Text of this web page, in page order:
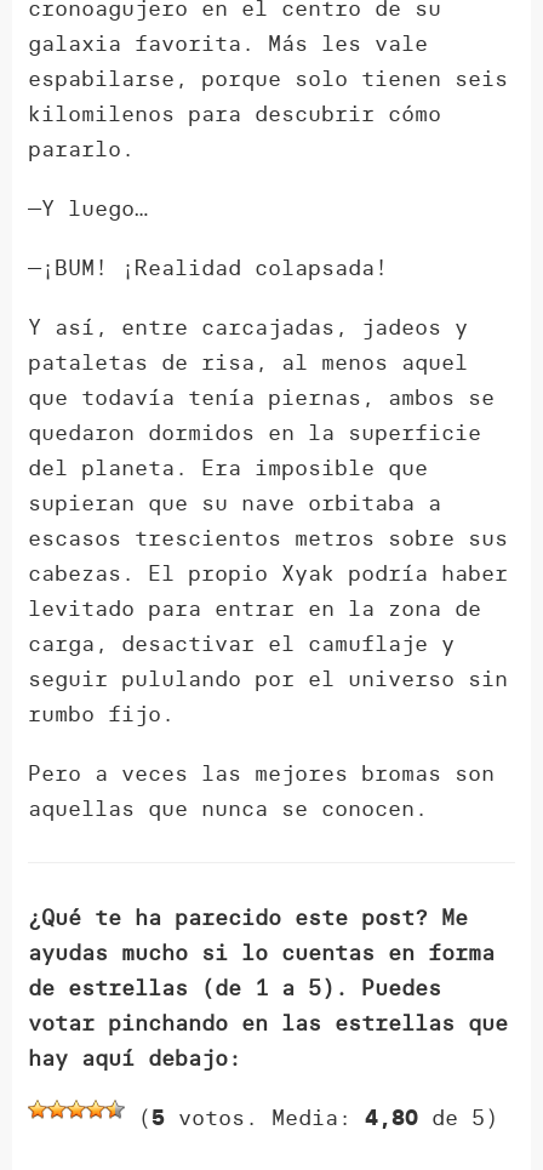
cronoagujero en el centro de su
galaxia favorita. Más les vale
espabilarse, porque solo tienen seis
kilomilenos para descubrir cómo
pararlo.
—Y luego…
—¡BUM! ¡Realidad colapsada!
Y así, entre carcajadas, jadeos y
pataletas de risa, al menos aquel
que todavía tenía piernas, ambos se
quedaron dormidos en la superficie
del planeta. Era imposible que
supieran que su nave orbitaba a
escasos trescientos metros sobre sus
cabezas. El propio Xyak podría haber
levitado para entrar en la zona de
carga, desactivar el camuflaje y
seguir pululando por el universo sin
rumbo fijo.
Pero a veces las mejores bromas son
aquellas que nunca se conocen.
¿Qué te ha parecido este post? Me
ayudas mucho si lo cuentas en forma
de estrellas (de 1 a 5). Puedes
votar pinchando en las estrellas que
hay aquí debajo:
(5 votos. Media:4,80 de 5)